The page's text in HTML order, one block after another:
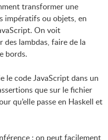
transformer une
impératifs ou objets, en
On voit
lambdas, faire de la
bords.
le code JavaScript dans un
que sur le fichier
qu’elle passe en Haskell et
: on peut facilement